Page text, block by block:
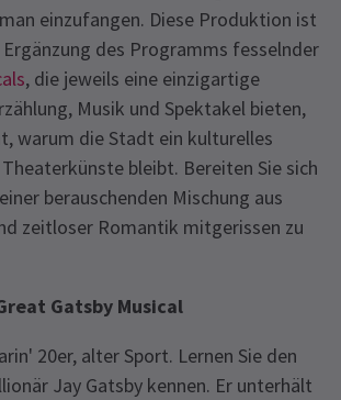
einzufangen. Diese Produktion ist
Ergänzung des Programms fesselnder
, die jeweils eine einzigartige
Musik und Spektakel bieten,
warum die Stadt ein kulturelles
bleibt. Bereiten Sie sich
berauschenden Mischung aus
zeitloser Romantik mitgerissen zu
Gatsby Musical
20er, alter Sport. Lernen Sie den
Jay Gatsby kennen. Er unterhält